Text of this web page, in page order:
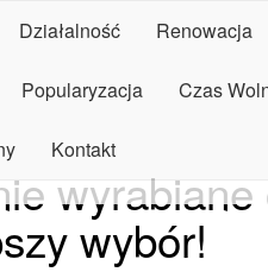
Działalność Renowacja
Popularyzacja Czas
Kontakt
wybór!